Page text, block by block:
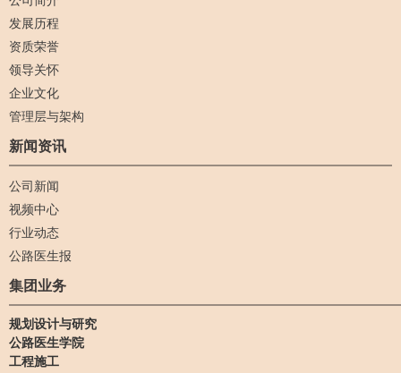
发展历程
资质荣誉
领导关怀
企业文化
管理层与架构
新闻资讯
公司新闻
视频中心
行业动态
公路医生报
集团业务
规划设计与研究
公路医生学院
工程施工